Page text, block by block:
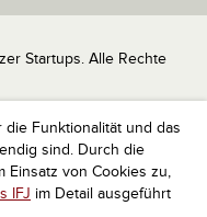
Funktionalität und das
sind. Durch die
Einsatz von Cookies zu,
IFJ im Detail ausgeführt
Startups. Alle Rechte